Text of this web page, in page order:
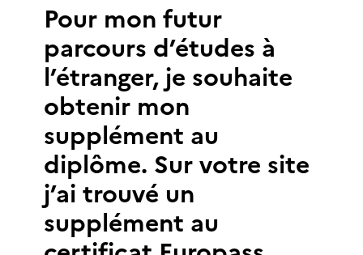
Pour mon futur
parcours d’études à
l’étranger, je souhaite
obtenir mon
supplément au
diplôme. Sur votre site
j’ai trouvé un
supplément au